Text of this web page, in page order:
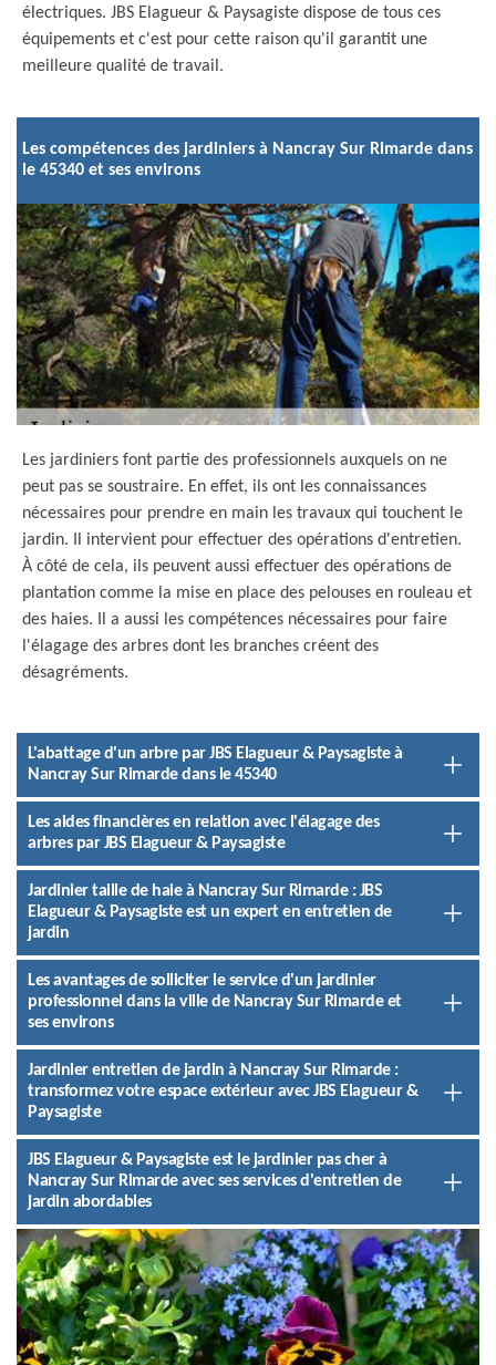
électriques. JBS Elagueur & Paysagiste dispose de tous ces
équipements et c'est pour cette raison qu'il garantit une
meilleure qualité de travail.
Les compétences des jardiniers à Nancray Sur Rimarde dans
le 45340 et ses environs
Les jardiniers font partie des professionnels auxquels on ne
peut pas se soustraire. En effet, ils ont les connaissances
nécessaires pour prendre en main les travaux qui touchent le
jardin. Il intervient pour effectuer des opérations d'entretien.
À côté de cela, ils peuvent aussi effectuer des opérations de
plantation comme la mise en place des pelouses en rouleau et
des haies. Il a aussi les compétences nécessaires pour faire
l'élagage des arbres dont les branches créent des
désagréments.
L'abattage d'un arbre par JBS Elagueur & Paysagiste à
Nancray Sur Rimarde dans le 45340
Les aides financières en relation avec l'élagage des
arbres par JBS Elagueur & Paysagiste
Jardinier taille de haie à Nancray Sur Rimarde : JBS
Elagueur & Paysagiste est un expert en entretien de
jardin
Les avantages de solliciter le service d'un jardinier
professionnel dans la ville de Nancray Sur Rimarde et
ses environs
Jardinier entretien de jardin à Nancray Sur Rimarde :
transformez votre espace extérieur avec JBS Elagueur &
Paysagiste
JBS Elagueur & Paysagiste est le jardinier pas cher à
Nancray Sur Rimarde avec ses services d'entretien de
jardin abordables